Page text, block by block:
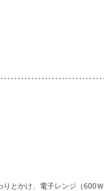
とかけ、電子レンジ（600